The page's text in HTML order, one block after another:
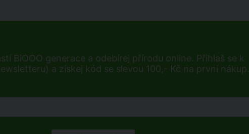
BiOOO generace a odebírej přírodu online. Přihlaš se k
a získej kód se slevou 100,- Kč na první nákup.